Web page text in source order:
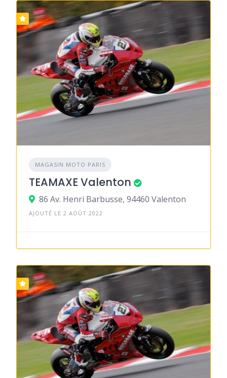
MAGASIN MOTO PARIS
TEAMAXE Valenton
86 Av. Henri Barbusse, 94460 Valenton
AJOUTÉ LE 2 AOÛT 2022